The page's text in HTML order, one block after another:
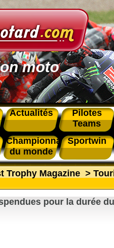
moto
Actualités
Pilotes
Teams
Championnat
du monde
Sportwin
Trophy Magazine >
pour la durée